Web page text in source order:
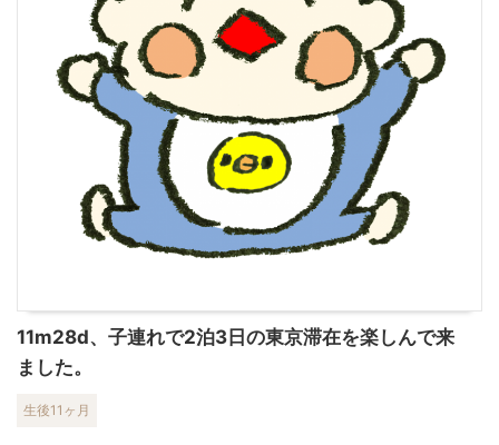
11m28d、子連れで2泊3日の東京滞在を楽しんで来
ました。
生後11ヶ月